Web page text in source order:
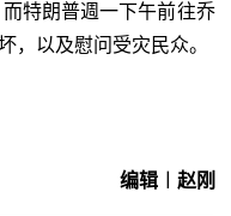
特朗普週一下午前往乔
，以及慰问受灾民众。
编辑︱赵刚